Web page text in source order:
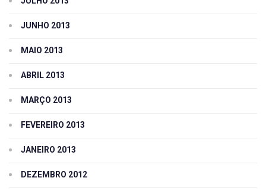
JUNHO 2013
MAIO 2013
ABRIL 2013
MARÇO 2013
FEVEREIRO 2013
JANEIRO 2013
DEZEMBRO 2012